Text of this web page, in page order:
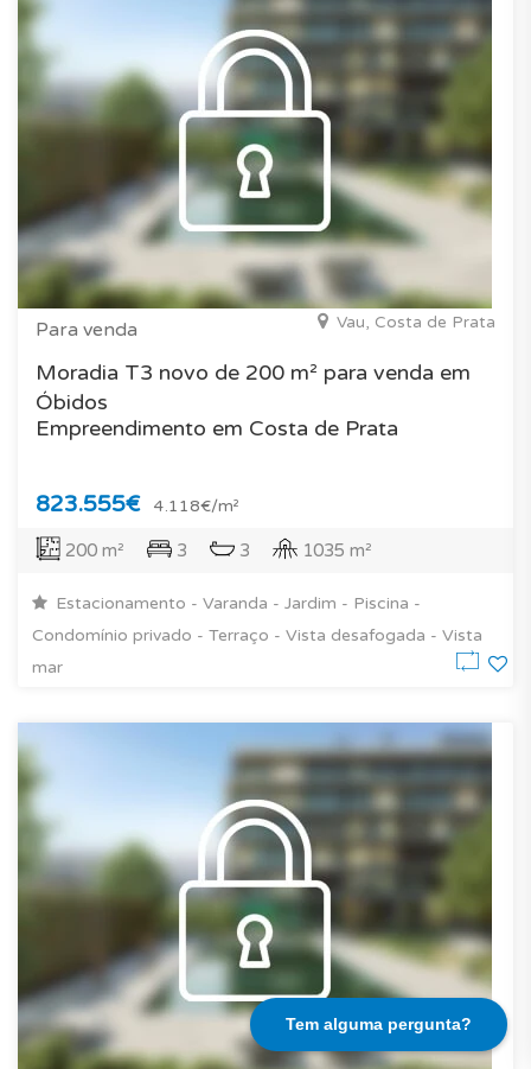
Tem alguma pergunta?
Para venda Vau, Costa de Prata
Moradia T3 novo de 200 m² para venda em
Óbidos
Empreendimento em Costa de Prata
823.555€ 4.118€/m²
200 m² 3 3 1035 m²
Estacionamento - Varanda - Jardim - Piscina -
Condomínio privado - Terraço - Vista desafogada - Vista
mar